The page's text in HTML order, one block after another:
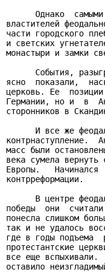
Однако
властителей
части городского
и светских
монастыри и замки
События,
ясно  показали,
церковь. Ее
Германии, но и  в
сторонников в
И все же
контрнаступление.
масс были
века сумела
Европы.
контрреформации.
В центре
победы  они
понесла слишком
так и не удалось
где в годы подъема
протестантские
все еще вспыхивали.
оставило